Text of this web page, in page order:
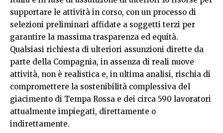
supportare le attività in corso, con un processo di
selezioni preliminari affidate a soggetti terzi per
garantire la massima trasparenza ed equità.
Qualsiasi richiesta di ulteriori assunzioni dirette da
parte della Compagnia, in assenza di reali nuove
attività, non è realistica e, in ultima analisi, rischia di
compromettere la sostenibilità complessiva del
giacimento di Tempa Rossa e dei circa 590 lavoratori
attualmente impiegati, direttamente o
indirettamente.